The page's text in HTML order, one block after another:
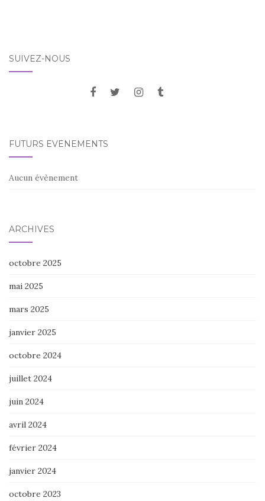
SUIVEZ-NOUS
FUTURS ÉVÈNEMENTS
Aucun évènement
ARCHIVES
octobre 2025
mai 2025
mars 2025
janvier 2025
octobre 2024
juillet 2024
juin 2024
avril 2024
février 2024
janvier 2024
octobre 2023